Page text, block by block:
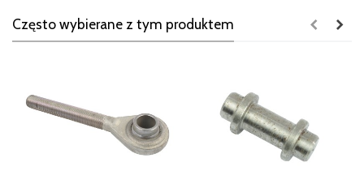
Często wybierane z tym produktem